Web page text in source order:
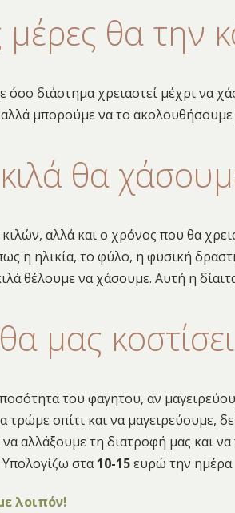
μέρες θα την
όσο διάστημα χρειαστεί μέχρι να
μπορούμε να το ακολουθήσουμε
θα
αλλά και ο χρόνος που θα
η ηλικία, το φύλο, η φυσική
θέλουμε να χάσουμε. Αυτή η
μας κοστίσει
του φαγητου, αν
τρώμε σπίτι και να μαγειρεύουμε,
αλλάξουμε τη διατροφή μας και
στα10-15ευρώ την ημέρα.
λοιπόν!